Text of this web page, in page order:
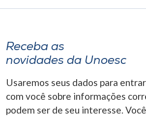
Receba as
novidades da Unoesc
Usaremos seus dados para
com você sobre informações
podem ser de seu interesse.